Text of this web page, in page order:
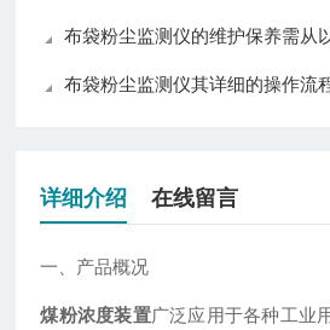
布袋粉尘监测仪的维护保养需从
布袋粉尘监测仪其详细的操作流
详细介绍 在线留言
一、产品概况
煤粉浓度装置广泛应用于各种工业